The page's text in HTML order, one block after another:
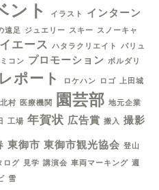
ント イラスト インターン
遠足 ジュエリー スキー
スノーキャ
エース ハタラクリエイト
バリュ
コン プロモーション ボルダリ
レポート ロケハン ロゴ 上田城
北村 医療機関 園芸部 地元企業
工場 年賀状 広告賞 搬入 撮影
東御市 東御市観光協会 登山
ログ 見学 講演会 車両マーキング 週
雪